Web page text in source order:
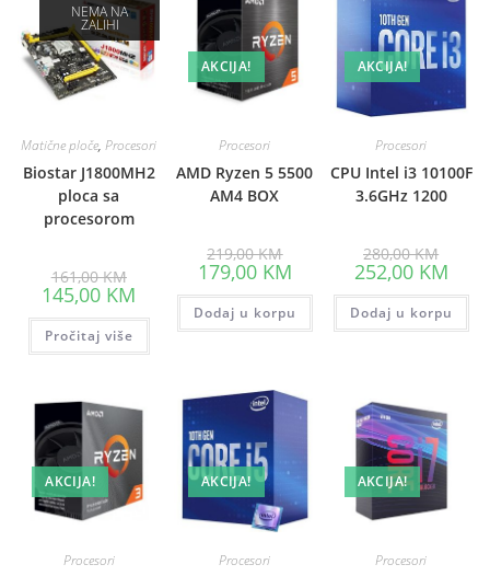
NEMA NA
ZALIHI
Matične ploče,Procesori
Biostar J1800MH2
ploca sa
procesorom
161,00KMprice
was:
161,00 KM.
145,00 KM Current
is:
145,00 KM.
Pročitaj više
AKCIJA!
Procesori
AMD Ryzen 5 5500
AM4 BOX
219,00KMprice
was:
219,00 KM.
179,00 KMCurrent
price
is:
179,00 KM.
Dodaj u korpu
AKCIJA!
Procesori
CPU Intel i3 10100F
3.6GHz 1200
280,00KM price
was:
280,00
252,00 KMprice
is:
Dodaj u korpu
AKCIJA!
Procesori
AKCIJA!
Procesori
AKCIJA!
Procesori